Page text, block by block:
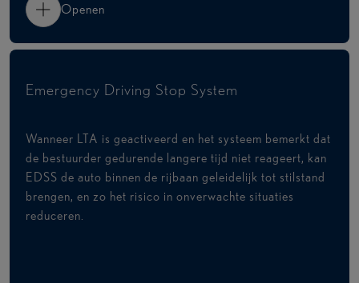
Openen
Emergency Driving Stop System
Wanneer LTA is geactiveerd en het systeem bemerkt dat
de bestuurder gedurende langere tijd niet reageert, kan
EDSS de auto binnen de rijbaan geleidelijk tot stilstand
brengen, en zo het risico in onverwachte situaties
reduceren.